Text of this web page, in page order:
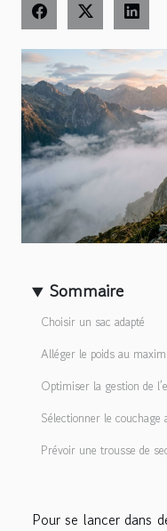
Sommaire
Choisir un sac adapté
Alléger le poids au
Optimiser la gestion de
Sélectionner le couchage
Prévoir une trousse de
Pour se lancer dans